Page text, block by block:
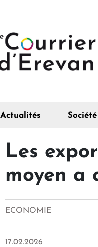
Actualités Société
Les
moyen a
ECONOMIE
17.02.2026